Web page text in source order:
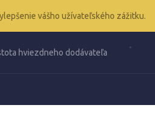
vášho užívateľského zážitku.
hviezdneho dodávateľa